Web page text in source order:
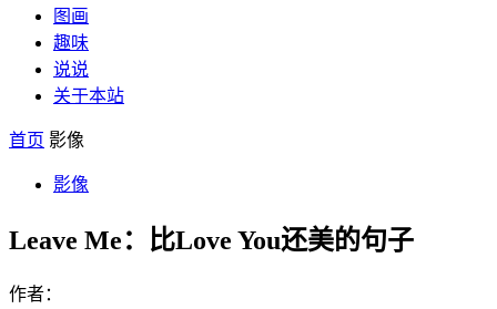
图画
趣味
说说
关于本站
首页 影像
影像
Leave Me：比Love You还美的句子
作者：